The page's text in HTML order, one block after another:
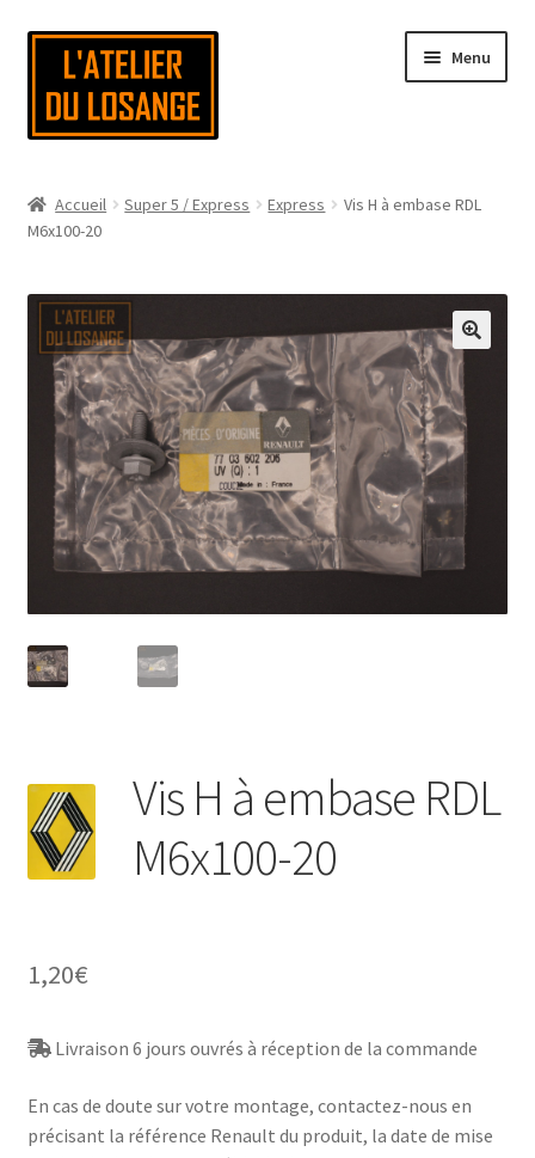
Aller
navigation
Aller
contenu
Menu
Nous contacter
Mon compte
Accueil Super 5 / Express Express
Vis H à embase RDL
M6x100-20
Vis H à embase RDL
M6x100-20
1,20€
Livraison 6 jours ouvrés à réception de la commande
En cas de doute sur votre montage, contactez-nous en
précisant la référence Renault du produit, la date de mise